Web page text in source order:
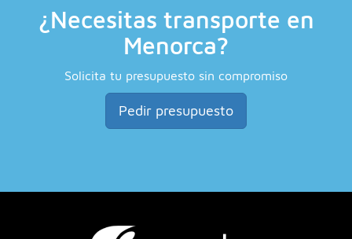
¿Necesitas transporte en
Menorca?
Solicita tu presupuesto sin compromiso
Pedir presupuesto